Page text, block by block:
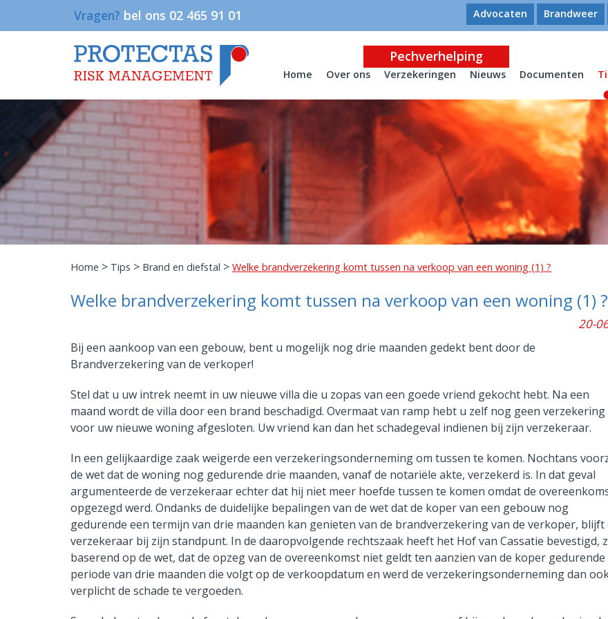
Vragen? bel ons 02 465 91 01 Advocaten Brandweer
Pechverhelping
Home
Over ons Verzekeringen Nieuws Documenten
Home > Tips > Brand en diefstal > Welke brandverzekering komt tussen na verkoop van een woning (1) ?
Welke brandverzekering komt tussen na verkoop van een woning (1) ?
20-
Bij een aankoop van een gebouw, bent u mogelijk nog drie maanden gedekt bent door de
Brandverzekering van de verkoper!
Stel dat u uw intrek neemt in uw nieuwe villa die u zopas van een goede vriend gekocht hebt. Na een
maand wordt de villa door een brand beschadigd. Overmaat van ramp hebt u zelf nog geen verzekering
voor uw nieuwe woning afgesloten. Uw vriend kan dan het schadegeval indienen bij zijn verzekeraar.
In een gelijkaardige zaak weigerde een verzekeringsonderneming om tussen te komen. Nochtans
de wet dat de woning nog gedurende drie maanden, vanaf de notariële akte, verzekerd is. In dat geval
argumenteerde de verzekeraar echter dat hij niet meer hoefde tussen te komen omdat de
opgezegd werd. Ondanks de duidelijke bepalingen van de wet dat de koper van een gebouw nog
gedurende een termijn van drie maanden kan genieten van de brandverzekering van de verkoper, blijft
verzekeraar bij zijn standpunt. In de daaropvolgende rechtszaak heeft het Hof van Cassatie bevestigd,
baserend op de wet, dat de opzeg van de overeenkomst niet geldt ten aanzien van de koper gedurende
periode van drie maanden die volgt op de verkoopdatum en werd de verzekeringsonderneming dan
verplicht de schade te vergoeden.